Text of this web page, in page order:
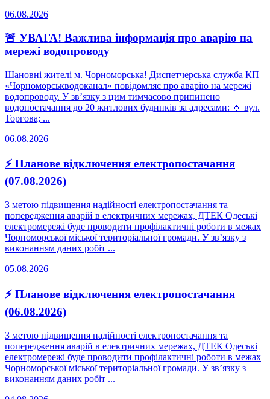
06.08.2026
🚨 УВАГА! Важлива інформація про аварію на
мережі водопроводу
Шановні жителі м. Чорноморська! Диспетчерська служба КП
«Чорноморськводоканал» повідомляє про аварію на мережі
водопроводу. У зв’язку з цим тимчасово припинено
водопостачання до 20 житлових будинків за адресами: 🔹 вул.
Торгова; ...
06.08.2026
⚡ Планове відключення електропостачання
(07.08.2026)
З метою підвищення надійності електропостачання та
попередження аварій в електричних мережах, ДТЕК Одеські
електромережі буде проводити профілактичні роботи в межах
Чорноморської міської територіальної громади. У зв’язку з
виконанням даних робіт ...
05.08.2026
⚡ Планове відключення електропостачання
(06.08.2026)
З метою підвищення надійності електропостачання та
попередження аварій в електричних мережах, ДТЕК Одеські
електромережі буде проводити профілактичні роботи в межах
Чорноморської міської територіальної громади. У зв’язку з
виконанням даних робіт ...